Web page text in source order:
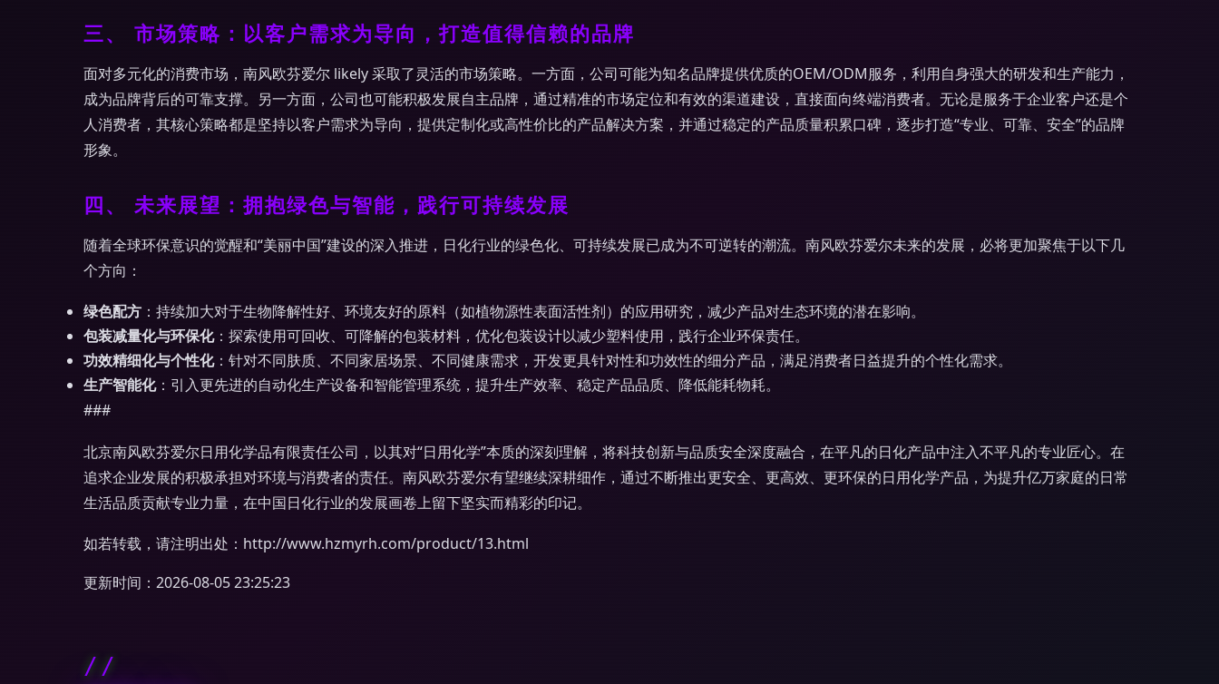
三、 市场策略：以客户需求为导向，打造值得信赖的品牌
面对多元化的消费市场，南风欧芬爱尔 likely 采取了灵活的市场策略。一方面，公司可能为知名品牌提供优质的OEM/ODM服务，利用自身强大的研发和生产能力，
成为品牌背后的可靠支撑。另一方面，公司也可能积极发展自主品牌，通过精准的市场定位和有效的渠道建设，直接面向终端消费者。无论是服务于企业客户还是个
人消费者，其核心策略都是坚持以客户需求为导向，提供定制化或高性价比的产品解决方案，并通过稳定的产品质量积累口碑，逐步打造“专业、可靠、安全”的品牌
形象。
四、 未来展望：拥抱绿色与智能，践行可持续发展
随着全球环保意识的觉醒和“美丽中国”建设的深入推进，日化行业的绿色化、可持续发展已成为不可逆转的潮流。南风欧芬爱尔未来的发展，必将更加聚焦于以下几
个方向：
绿色配方 ：持续加大对于生物降解性好、环境友好的原料（如植物源性表面活性剂）的应用研究，减少产品对生态环境的潜在影响。
包装减量化与环保化：探索使用可回收、可降解的包装材料，优化包装设计以减少塑料使用，践行企业环保责任。
功效精细化与个性化：针对不同肤质、不同家居场景、不同健康需求，开发更具针对性和功效性的细分产品，满足消费者日益提升的个性化需求。
生产智能化：引入更先进的自动化生产设备和智能管理系统，提升生产效率、稳定产品品质、降低能耗物耗。
###
北京南风欧芬爱尔日用化学品有限责任公司，以其对“日用化学”本质的深刻理解，将科技创新与品质安全深度融合，在平凡的日化产品中注入不平凡的专业匠心。在
追求企业发展的积极承担对环境与消费者的责任。南风欧芬爱尔有望继续深耕细作，通过不断推出更安全、更高效、更环保的日用化学产品，为提升亿万家庭的日常
生活品质贡献专业力量，在中国日化行业的发展画卷上留下坚实而精彩的印记。
如若转载，请注明出处：http://www.hzmyrh.com/product/13.html
更新时间：2026-08-05 23:25:23